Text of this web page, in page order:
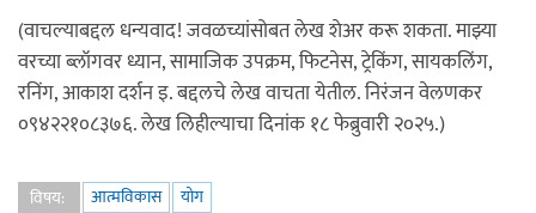
(वाचल्याबद्दल धन्यवाद! जवळच्यांसोबत लेख शेअर करू शकता. माझ्या
वरच्या ब्लॉगवर ध्यान, सामाजिक उपक्रम, फिटनेस, ट्रेकिंग, सायकलिंग,
रनिंग, आकाश दर्शन इ. बद्दलचे लेख वाचता येतील. निरंजन वेलणकर
०९४२२१०८३७६. लेख लिहील्याचा दिनांक १८ फेब्रुवारी २०२५.)
विषय: आत्मविकास
योग